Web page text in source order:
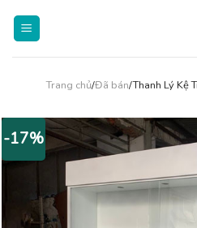
Trang chủ/Đã bán/Thanh Lý Kệ
-17%